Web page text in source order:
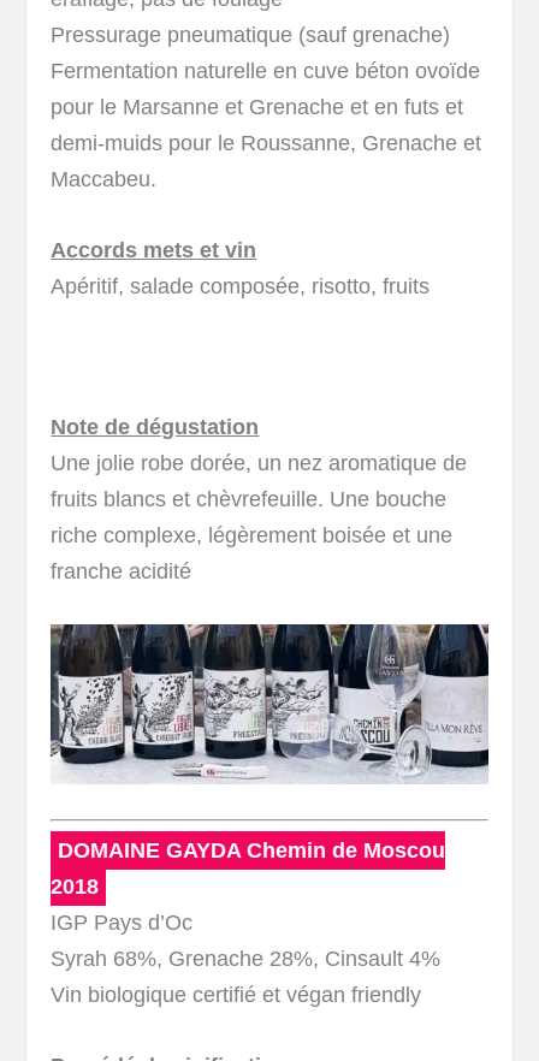
Pressurage pneumatique (sauf grenache)
Fermentation naturelle en cuve béton ovoïde
pour le Marsanne et Grenache et en futs et
demi-muids pour le Roussanne, Grenache et
Maccabeu.
Accords mets et vin
Apéritif, salade composée, risotto, fruits
Note de dégustation
Une jolie robe dorée, un nez aromatique de
fruits blancs et chèvrefeuille. Une bouche
riche complexe, légèrement boisée et une
franche acidité
DOMAINE GAYDA Chemin de Moscou
2018
IGP Pays d’Oc
Syrah 68%, Grenache 28%, Cinsault 4%
Vin biologique certifié et végan friendly